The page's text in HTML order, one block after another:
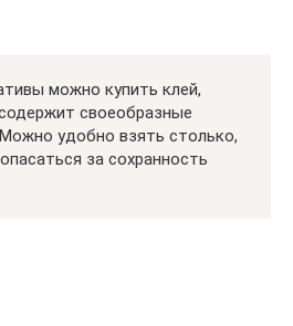
можно купить клей,
своеобразные
удобно взять столько,
за сохранность